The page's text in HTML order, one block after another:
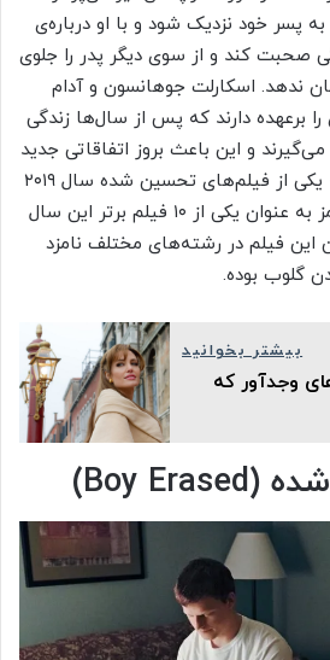
پسر خود نزدیک شود و با او درباره‌ی
صحبت کند و از سوی دیگر پدر را جلوی
اسکارلت جوهانسون و آدام
برعهده دارند که پس از سال‌ها زندگی
و این باعث بروز اتفاقاتی جدید
می‌شود. «داستان ازدواج» یکی از فیلم‌های تحسین شده سال ۲۰۱۹
است که از نظر مجله تایمز به عنوان یکی از ۱۰ فیلم برتر این سال
این فیلم در رشته‌های مختلف نامزد
گلوب بوده.
بیشتر بخوانید
وجدآور که